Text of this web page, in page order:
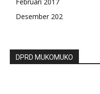
Desember 202
DPRD MUKOMUKO